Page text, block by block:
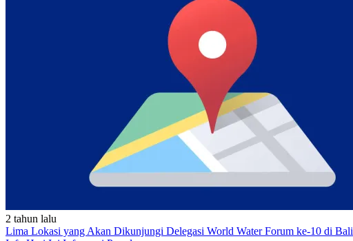
2 tahun lalu
Lima Lokasi yang Akan Dikunjungi Delegasi World Water Forum ke-10 di Bali